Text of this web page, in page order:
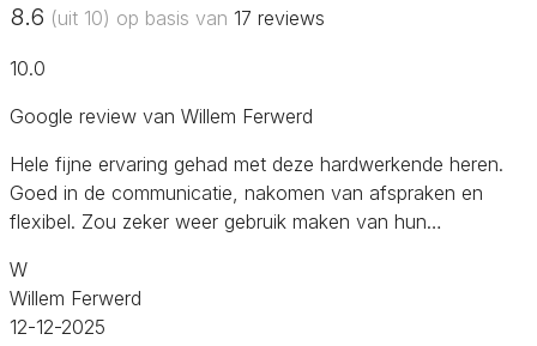
8.6 (uit 10) op basis van 17 reviews
10.0
Google review van Willem Ferwerd
Hele fijne ervaring gehad met deze hardwerkende heren.
Goed in de communicatie, nakomen van afspraken en
flexibel. Zou zeker weer gebruik maken van hun…
W
Willem Ferwerd
12-12-2025